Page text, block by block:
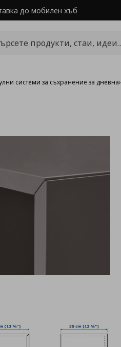
до мобилен хъб
системи за съхранение за дневна›